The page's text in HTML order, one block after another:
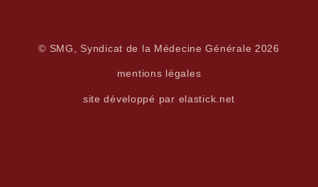
© SMG, Syndicat de la Médecine Générale 2026
mentions légales
site développé par elastick.net